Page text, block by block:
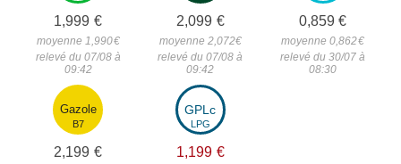
1,999 €
moyenne 1,990€
relevé du 07/08 à
09:42
2,099 €
moyenne 2,072€
relevé du 07/08 à
09:42
0,859 €
moyenne 0,862€
relevé du 30/07 à
08:30
Gazole
B7
2,199 €
GPLc
LPG
1,199 €